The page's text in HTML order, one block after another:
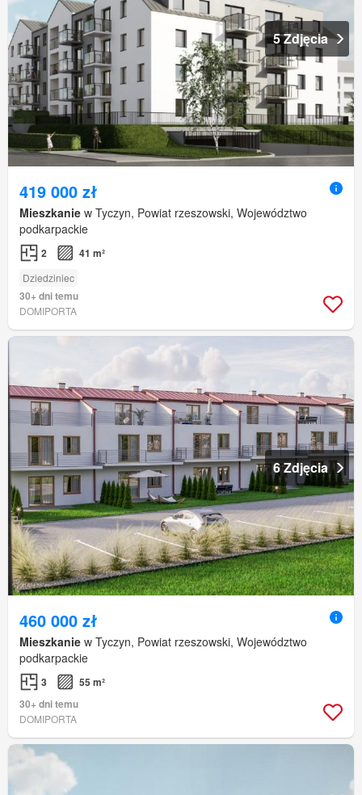
5 Zdjęcia
419 000 zł
Mieszkanie w Tyczyn, Powiat rzeszowski, Województwo
podkarpackie
2 41 m²
Dziedziniec
30+ dni temu
DOMIPORTA
6 Zdjęcia
460 000 zł
Mieszkanie w Tyczyn, Powiat rzeszowski, Województwo
podkarpackie
3
55 m²
30+ dni temu
DOMIPORTA